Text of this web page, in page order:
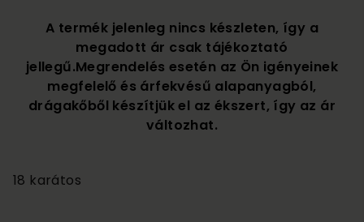
A termék jelenleg nincs készleten, így a
megadott ár csak tájékoztató
jellegű.Megrendelés esetén az Ön igényeinek
megfelelő és árfekvésű alapanyagból,
drágakőből készítjük el az ékszert, így az ár
változhat.
18 karátos